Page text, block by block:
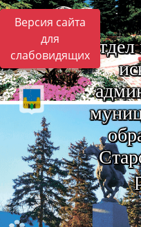
Версия сайта
для
слабовидящих